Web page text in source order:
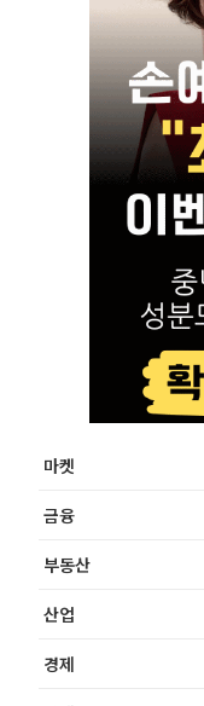
마켓
금융
부동산
산업
경제